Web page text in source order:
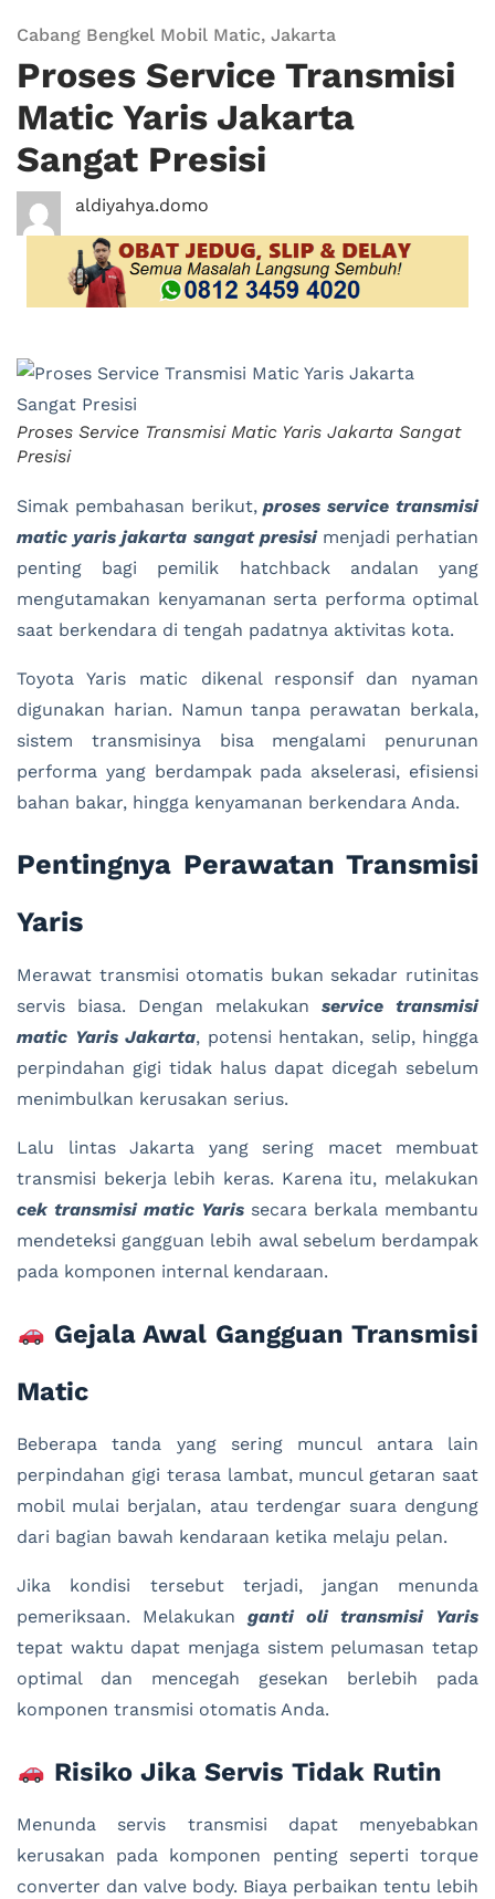
Cabang Bengkel Mobil Matic, Jakarta
Proses Service Transmisi
Matic Yaris Jakarta
Sangat Presisi
aldiyahya.domo
Proses Service Transmisi Matic Yaris Jakarta Sangat
Presisi
Simak pembahasan berikut,proses service transmisi
matic yaris jakarta sangat presisimenjadi perhatian
penting bagi pemilik hatchback andalan yang
mengutamakan kenyamanan serta performa optimal
saat berkendara di tengah padatnya aktivitas kota.
Toyota Yaris matic dikenal responsif dan nyaman
digunakan harian. Namun tanpa perawatan berkala,
sistem transmisinya bisa mengalami penurunan
performa yang berdampak pada akselerasi, efisiensi
bahan bakar, hingga kenyamanan berkendara Anda.
Pentingnya Perawatan Transmisi
Yaris
Merawat transmisi otomatis bukan sekadar rutinitas
servis biasa. Dengan melakukan service transmisi
matic Yaris Jakarta, potensi hentakan, selip, hingga
perpindahan gigi tidak halus dapat dicegah sebelum
menimbulkan kerusakan serius.
Lalu lintas Jakarta yang sering macet membuat
transmisi bekerja lebih keras. Karena itu, melakukan
cek transmisi matic Yaris secara berkala membantu
mendeteksi gangguan lebih awal sebelum berdampak
pada komponen internal kendaraan.
Gejala Awal Gangguan Transmisi
Matic
Beberapa tanda yang sering muncul antara lain
perpindahan gigi terasa lambat, muncul getaran saat
mobil mulai berjalan, atau terdengar suara dengung
dari bagian bawah kendaraan ketika melaju pelan.
Jika kondisi tersebut terjadi, jangan menunda
pemeriksaan. Melakukan ganti oli transmisi Yaris
tepat waktu dapat menjaga sistem pelumasan tetap
optimal dan mencegah gesekan berlebih pada
komponen transmisi otomatis Anda.
Risiko Jika Servis Tidak Rutin
Menunda servis transmisi dapat menyebabkan
kerusakan pada komponen penting seperti torque
converter dan valve body. Biaya perbaikan tentu lebih